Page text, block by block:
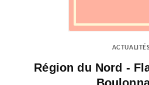
ACTUALITÉS
Région du Nord -